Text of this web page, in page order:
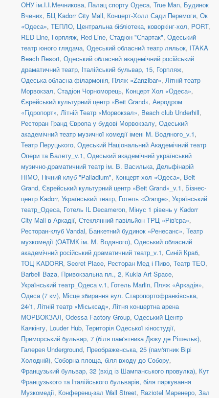
ОНУ ім.І.І.Мечникова, Палац спорту Одеса, True Man, Будинок
Вчених, БЦ Kadorr City Mall, Концерт-Холл Сади Перемоги, Ок
«Одеса», ТЕПЛО, Центральна бібліотека, коворкінг-хол, PORT,
RED Line, Горпляж, Red Line, Стадіон "Спартак", Одеський
театр юного глядача, Одеський обласний театр ляльок, ITAKA
Beach Resort, Одеський обласний академічний російський
драматичний театр, Італійський бульвар, 15, Горпляж,
Одеська обласна філармонія, Пляж «Zanzibar», Літній театр
Морвокзал, Стадіон Чорноморець, Концерт Хол «Одеса»,
Єврейський культурний центр «Beit Grand», Аеродром
«Гідропорт», Літній Театр «Морвокзал», Beach club Underhill,
Ресторан Гранд Європа у будові Морвокзалу, Одеський
академічний театр музичної комедії імені М. Водяного_v.1,
Театр Перуцького, Одеський Національний Академічний театр
Опери та Балету_v.1, Одеський академічний український
музично-драматичний театр ім. В. Василька, Дельфінарій
НІМО, Нічний клуб "Palladium", Концерт-хол «Одеса», Beit
Grand, Єврейський культурний центр «Beit Grand»_v.1, Бізнес-
центр Kadorr, Український театр, Готель «Orange», Український
театр_Одеса, Готель IL Decameron, Мінус 1 рівень у Kadorr
City Mall в Аркадії, Стеклянний павільйон ТРЦ «Рів'єра»,
Ресторан-клуб Vandal, Банкетний будинок «Ренесанс», Театр
музкомедії (ОАТМК ім. М. Водяного), Одеський обласний
академічний російський драматичний театр_v.1, Синій Краб,
ТОЦ KADORR, Secret Place, Ресторан Мед і Пиво, Театр ТЕО,
Barbell Baza, Привокзальна пл., 2, Kukla Art Space,
Український театр_Одеса v.1, Готель Marlin, Пляж «Аркадія»,
Одеса (7 км), Місце збирання вул. Старопортофранківська,
24/1, Літній театр «Міськсад», Літня концертна арена
МОРВОКЗАЛ, Odessa Factory Group, Одеський Центр
Каякінгу, Louder Hub, Територія Одеської кіностудії,
Приморський бульвар, 7 (біля пам'ятника Дюку де Рішельє),
Галерея Underground, Преображенська, 25 (пам'ятник Вірі
Холодній), Соборна площа, біля входу до Собору,
Французький бульвар, 32 (вхід із Шампанського провулка), Кут
Французького та Італійського бульварів, біля паркування
Музкомедії, Конференц-зал Wall Street, Raziotel Маренеро, Зал